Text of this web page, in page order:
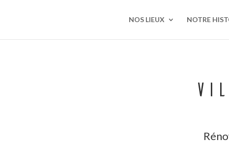
NOS LIEUX NOTRE